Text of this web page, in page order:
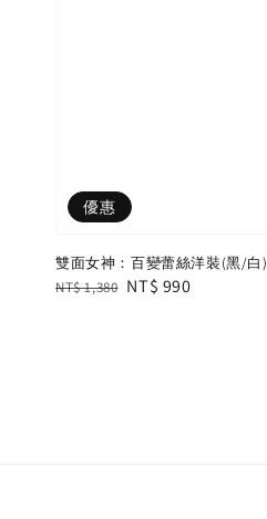
優惠
雙面女神：百變蕾絲洋裝(黑/白)
Regular
NT$ 1,380 Sale
NT$ 990